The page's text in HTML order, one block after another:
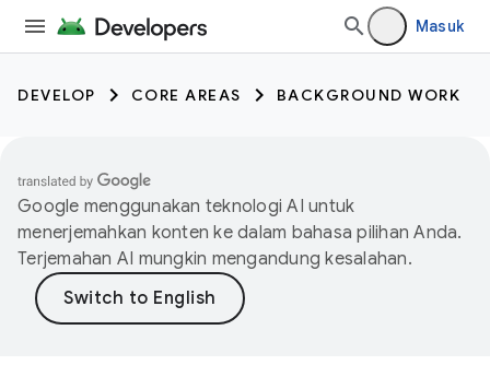
Masuk
DEVELOP CORE AREAS BACKGROUND WORK
Google menggunakan teknologi AI untuk
menerjemahkan konten ke dalam bahasa pilihan Anda.
Terjemahan AI mungkin mengandung kesalahan.